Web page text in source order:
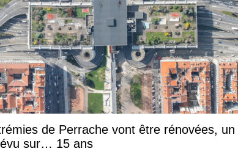
de Perrache vont être rénovées, un
sur… 15 ans